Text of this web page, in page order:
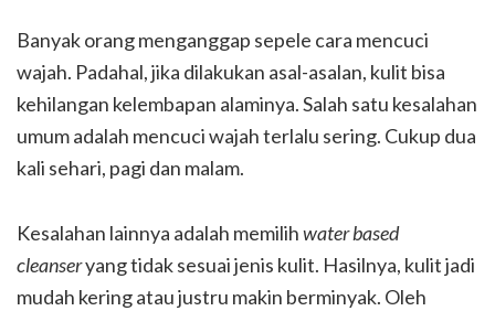
Banyak orang menganggap sepele cara mencuci
wajah. Padahal, jika dilakukan asal-asalan, kulit bisa
kehilangan kelembapan alaminya. Salah satu kesalahan
umum adalah mencuci wajah terlalu sering. Cukup dua
kali sehari, pagi dan malam.
Kesalahan lainnya adalah memilihwater based
cleanseryang tidak sesuai jenis kulit. Hasilnya, kulit jadi
mudah kering atau justru makin berminyak. Oleh